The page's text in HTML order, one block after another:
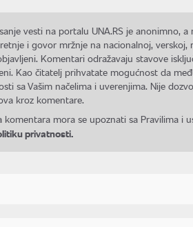
vesti na portalu UNA.RS je anonimno,
i govor mržnje na nacionalnoj,
Komentari odražavaju stavove
Kao čitatelj prihvatate mogućnost da
sa Vašim načelima i uverenjima. Nije
kroz komentare.
komentara mora se upoznati sa Pravilima i
privatnosti.